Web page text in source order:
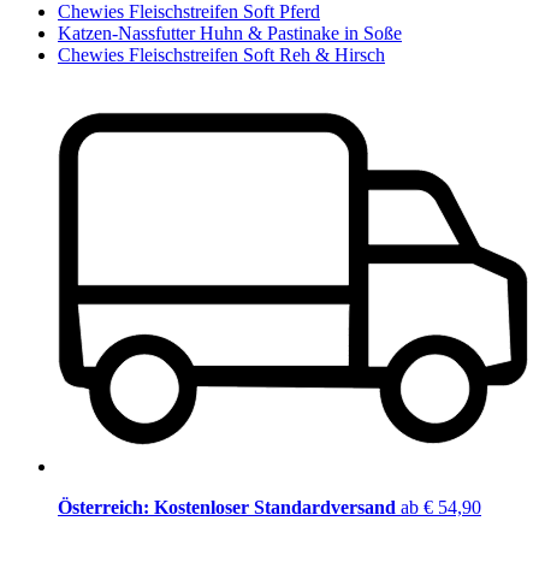
Chewies Fleischstreifen Soft Pferd
Katzen-Nassfutter Huhn & Pastinake in Soße
Chewies Fleischstreifen Soft Reh & Hirsch
Österreich: Kostenloser Standardversand ab € 54,90